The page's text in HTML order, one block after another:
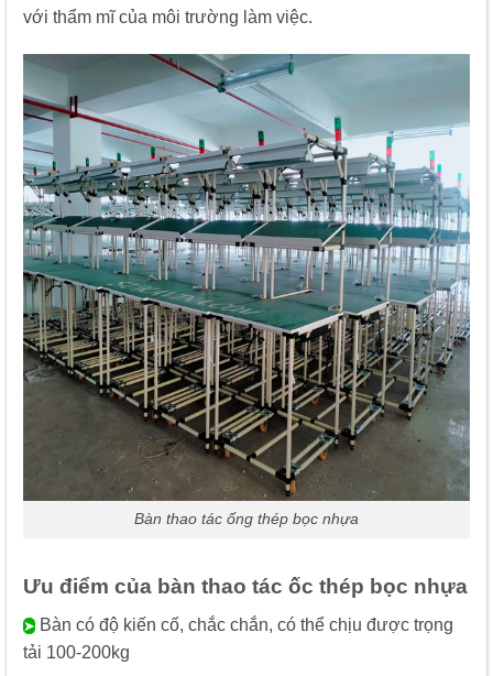
với thẩm mĩ của môi trường làm việc.
Bàn thao tác ống thép bọc nhựa
Ưu điểm của bàn thao tác ốc thép bọc nhựa
➤ Bàn có độ kiến cố, chắc chắn, có thể chịu được trọng
tải 100-200kg